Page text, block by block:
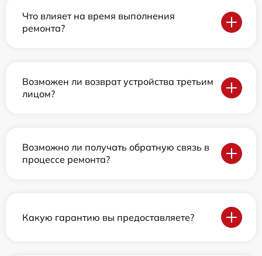
Что влияет на время выполнения
ремонта?
Возможен ли возврат устройства третьим
лицом?
Возможно ли получать обратную связь в
процессе ремонта?
Какую гарантию вы предоставляете?